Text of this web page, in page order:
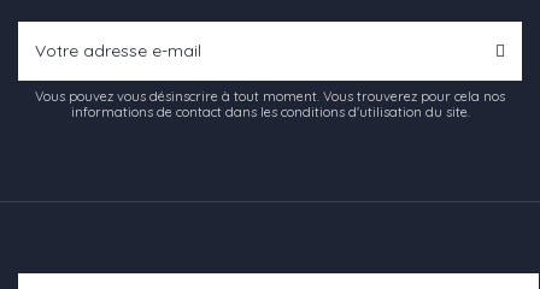
Vous pouvez vous désinscrire à tout moment. Vous trouverez pour cela nos
informations de contact dans les conditions d'utilisation du site.